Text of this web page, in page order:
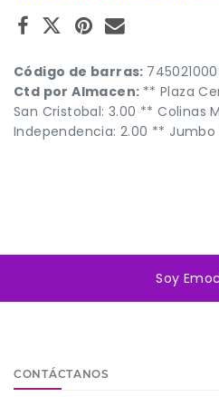
Código de barras:
Ctd por Almacen: ** Plaza
San Cristobal: 3.00 ** Colinas
Independencia: 2.00 ** Jumbo
Soy
CONTÁCTANOS